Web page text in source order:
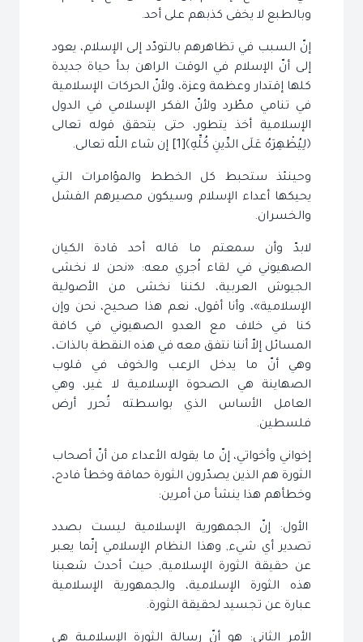
وبالطبع لا يخفى كذبهم على أحد.
إنّ السبب في تظاهرهم بالتودّد إلى الإسلام، يعود
إلى أنّ الإسلام في الوقت الراهن بدأ حياة جديدة
كلها إقتدار وعظمة وعزة، ولأنّ الحركات الإسلامية
في تنامي مطّرد ولأنّ الفكر الإسلامي في الدول
الإسلامية أخذ يتطور، حتى يتحقق قوله تعالى
﴿لِيُظْهِرَهُ عَلَى الدِّينِ كُلِّهِ﴾[1] إن شاء اللّه تعالى.
وحينئذ ستحبط كل الخطط والمؤامرات التي
يحيكها أعداء الإسلام وسيكون مصيرهم الفشل
والخسران.
لابدّ وأن سمعتم ما قاله أحد قادة الكيان
الصهيوني في لقاء اُجري معه: «نحن لا نخشى
الجيوش العربية، لكننا نخشى من الأصولية
الإسلامية»، وأنا أقول، نعم هذا صحيح، نحن وإن
كنا في خلاف مع العدو الصهيوني في كافة
المسائل إلاّ أننا نتفق معه في هذه النقطة بالذات،
وهي أنّ ما يدخل الرعب والخوف في قلوب
الصهاينة هي الصحوة الإسلامية لا غير، وهي
العامل الأساس الذي بواسطته تُحرر أرض
فلسطين.
إخواني وأخواتي، إنّ ما يقوله الأعداء من أنّ أصحاب
الثورة هم الذين يصدّرون الثورة حماقة وخطأ فادح،
وخطأهم هذا ينشأ من أمرين:
الأول: إنّ الجمهورية الإسلامية ليست بصدد
تصدير أي شيء, وهذا النظام الإسلامي إنّما يعبر
عن حقيقة الثورة الإسلامية, حيث أحدث شعبنا
هذه الثورة الإسلامية، والجمهورية الإسلامية
عبارة عن تجسيد لحقيقة الثورة.
الأمر الثاني: هو أنّ رسالة الثورة الإسلامية هي